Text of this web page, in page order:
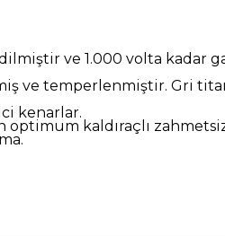
ve 1.000 volta kadar
ve temperlenmiştir. Gri
kenarlar.
optimum kaldıraçlı